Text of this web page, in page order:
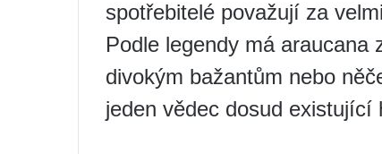
spotřebitelé považují za
Podle legendy má araucana
divokým bažantům nebo
jeden vědec dosud existující